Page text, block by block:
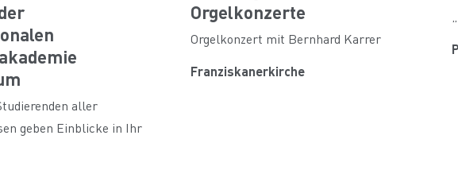
aller
geben Einblicke in Ihr
Orgelkonzerte
Orgelkonzert mit Bernhard Karrer
Franziskanerkirche